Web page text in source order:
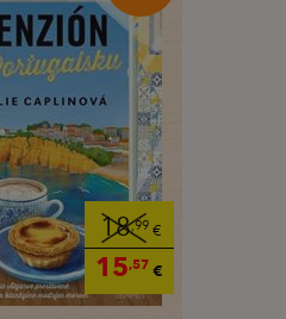
18,99 €
15,57 €